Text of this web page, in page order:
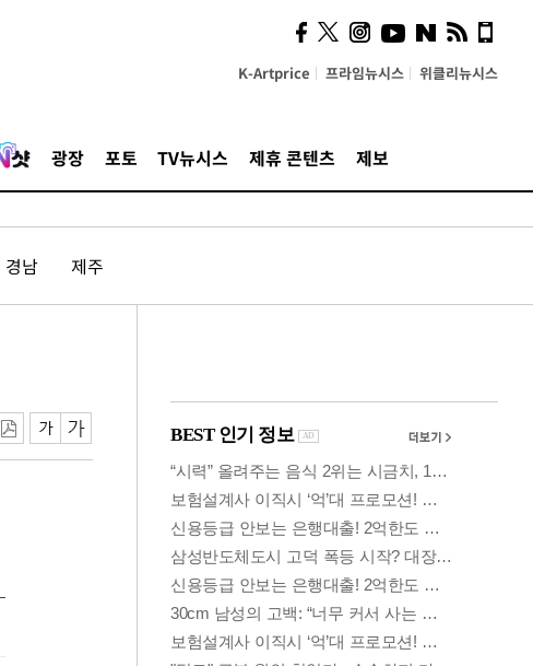
K-Artprice 프라임뉴시스 위클리뉴시스
광장 포토 TV뉴시스 제휴 콘텐츠 제보
경남 제주
사이 해답 찾았죠"…알을
깨고 나온 '초자아'